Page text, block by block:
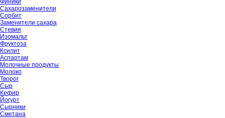
Финики
Сахарозаменители
Сорбит
Заменители сахара
Стевия
Изомальт
Фруктоза
Ксилит
Аспартам
Молочные продукты
Молоко
Творог
Сыр
Кефир
Йогурт
Сырники
Сметана